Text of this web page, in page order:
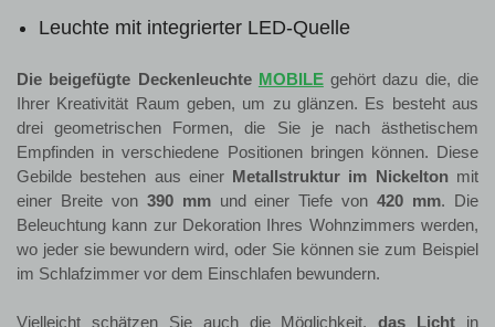
Leuchte mit integrierter LED-Quelle
Die beigefügte Deckenleuchte MOBILEgehört dazu die, die
Ihrer Kreativität Raum geben, um zu glänzen. Es besteht aus
drei geometrischen Formen, die Sie je nach ästhetischem
Empfinden in verschiedene Positionen bringen können. Diese
Gebilde bestehen aus einer Metallstruktur im Nickeltonmit
einer Breite von 390 mmund einer Tiefe von420 mm. Die
Beleuchtung kann zur Dekoration Ihres Wohnzimmers werden,
wo jeder sie bewundern wird, oder Sie können sie zum Beispiel
im Schlafzimmer vor dem Einschlafen bewundern.
Vielleicht schätzen Sie auch die Möglichkeit,das Licht in